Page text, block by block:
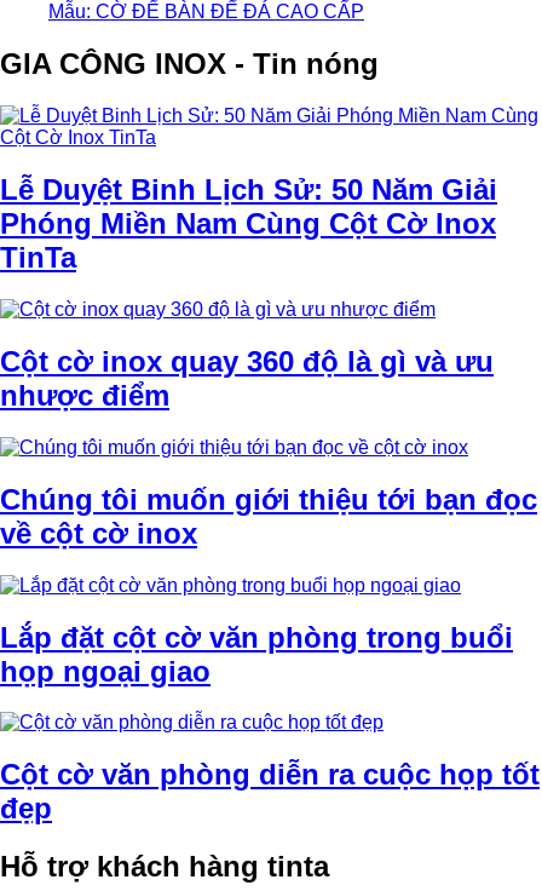
Mẫu: CỜ ĐỂ BÀN ĐẾ ĐÁ CAO CẤP
GIA CÔNG INOX - Tin nóng
Lễ Duyệt Binh Lịch Sử: 50 Năm Giải
Phóng Miền Nam Cùng Cột Cờ Inox
TinTa
Cột cờ inox quay 360 độ là gì và ưu
nhược điểm
Chúng tôi muốn giới thiệu tới bạn đọc
về cột cờ inox
Lắp đặt cột cờ văn phòng trong buổi
họp ngoại giao
Cột cờ văn phòng diễn ra cuộc họp tốt
đẹp
Hỗ trợ khách hàng tinta